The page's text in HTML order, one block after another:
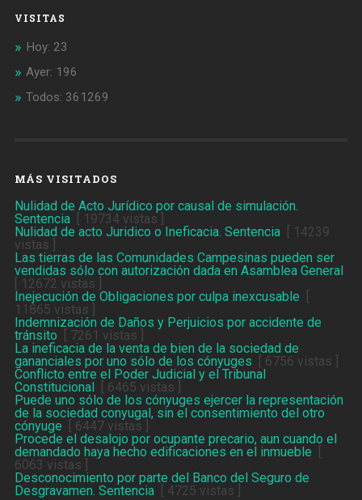
VISITAS
Hoy: 23
Ayer: 196
Todos: 361269
MÁS VISITADOS
Nulidad de Acto Jurídico por causal de simulación.
Sentencia[ 19734 vistas ]
Nulidad de acto Juridico o Ineficacia. Sentencia[ 14239
vistas ]
Las tierras de las Comunidades Campesinas pueden ser
vendidas sólo con autorización dada en Asamblea General
[ 12672 vistas ]
Inejecución de Obligaciones por culpa inexcusable
11865 vistas ]
Indemnización de Daños y Perjuicios por accidente de
tránsito [ 7261 vistas ]
La ineficacia de la venta de bien de la sociedad de
gananciales por uno sólo de los cónyuges [ 6756 vistas ]
Conflicto entre el Poder Judicial y el Tribunal
Constitucional
[ 6465 vistas ]
Puede uno sólo de los cónyuges ejercer la representación
de la sociedad conyugal, sin el consentimiento del otro
cónyuge [ 6447 vistas ]
Procede el desalojo por ocupante precario, aun cuando el
demandado haya hecho edificaciones en el inmueble
6063 vistas ]
Desconocimiento por parte del Banco del Seguro de
Desgravamen. Sentencia[ 4725 vistas ]